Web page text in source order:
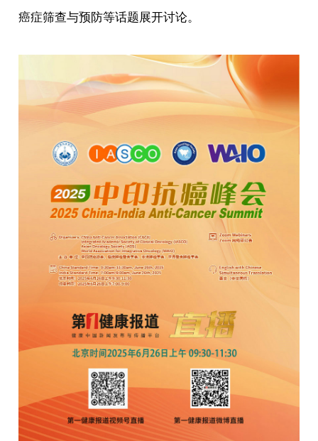
癌症筛查与预防等话题展开讨论。